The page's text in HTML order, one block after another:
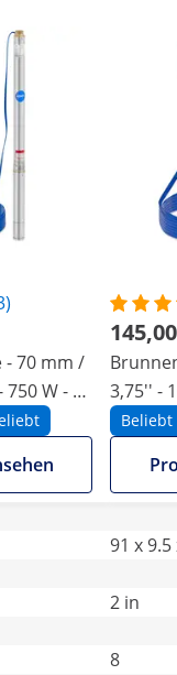
70 mm /
W - 50
3,75'' -
20 m
Beliebt
91 x 9.5
2 in
8